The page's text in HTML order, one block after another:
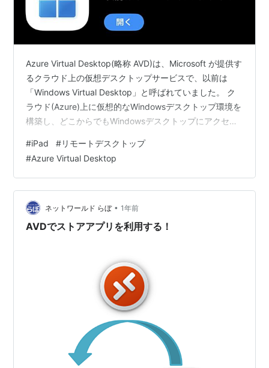
Azure Virtual Desktop(略称 AVD)は、Microsoft が提供す
るクラウド上の仮想デスクトップサービスで、以前は
「Windows Virtual Desktop」と呼ばれていました。 ク
ラウド(Azure)上に仮想的なWindowsデスクトップ環境を
構築し、どこからでもWindowsデスクトップにアクセス
方も多いのではないでしょうか。 Windows、Mac、
iOS、Android、またはWebブラウザからクラウド上の
Windowsデスクトップにリモート接続して作業できま
す。今回は、Azure Virtual Desk…
#iPad #リモートデスクトップ
#Azure Virtual Desktop
ネットワールド らぼ • 1年前
AVDでストアアプリを利用する！